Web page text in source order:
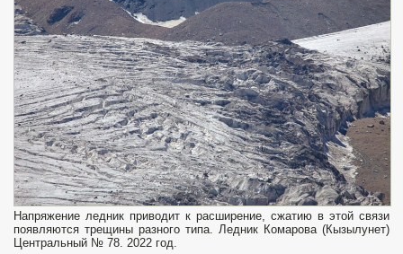
Напряжение ледник приводит к расширение, сжатию в этой связи
появляются трещины разного типа. Ледник Комарова (Кызылунет)
Центральный № 78. 2022 год.